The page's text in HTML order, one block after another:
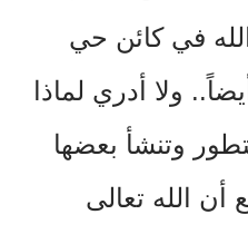
في كائن حي
ولا أدري لماذا
وتنشأ بعضها
الله تعالى